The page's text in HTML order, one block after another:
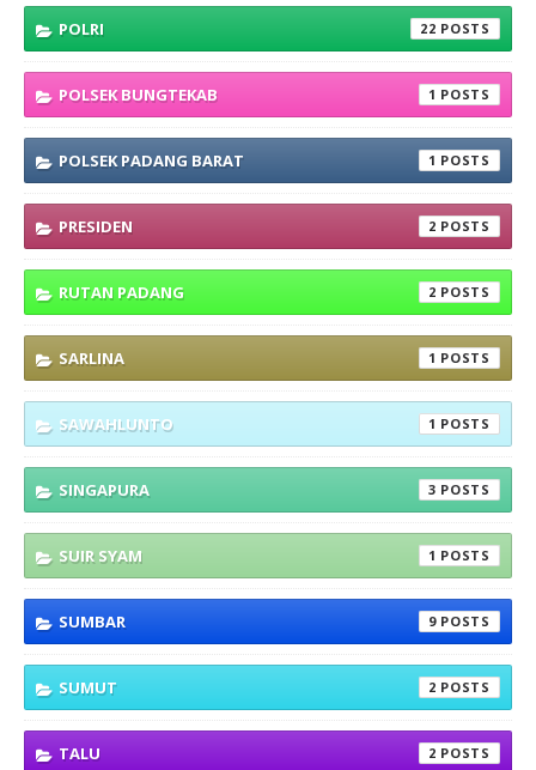
POLRI 22
POLSEK BUNGTEKAB 1
POLSEK PADANG BARAT 1
PRESIDEN 2
RUTAN PADANG 2
SARLINA 1
SAWAHLUNTO 1
SINGAPURA 3
SUIR SYAM 1
SUMBAR 9
SUMUT 2
TALU 2